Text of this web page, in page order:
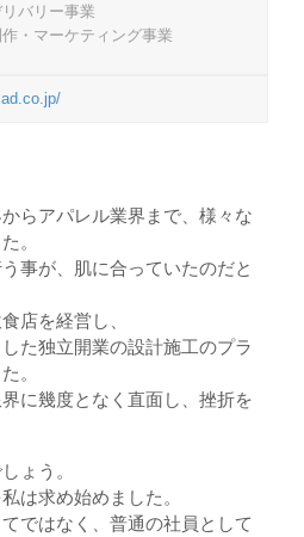
バリー事業
・マーケティング事業
らアパレル業界まで、様々な
。
事が、肌に合っていたのだと
店を経営し、
た独立開業の設計施工のプラ
。
に幾度となく直面し、挫折を
ょう。
は求め始めました。
ではなく、普通の社員として